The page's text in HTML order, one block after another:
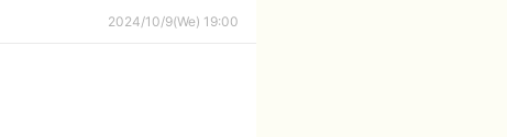
2024/10/9(We) 19:00